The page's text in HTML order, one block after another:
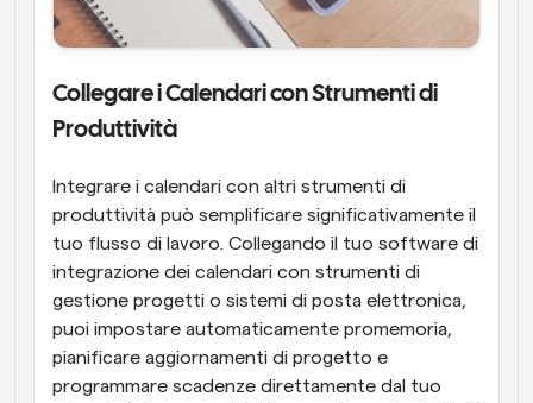
Collegare i Calendari con Strumenti di
Produttività
Integrare i calendari con altri strumenti di
produttività può semplificare significativamente il
tuo flusso di lavoro. Collegando il tuo software di
integrazione dei calendari con strumenti di
gestione progetti o sistemi di posta elettronica,
puoi impostare automaticamente promemoria,
pianificare aggiornamenti di progetto e
programmare scadenze direttamente dal tuo